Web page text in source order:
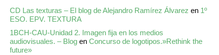
CD Las texturas – El blog de Alejandro Ramírez Álvarez en 1º
ESO. EPV. TEXTURA
1BCH-CAU-Unidad 2. Imagen fija en los medios
audiovisuales. – Blog en Concurso de logotipos.»Rethink the
future»